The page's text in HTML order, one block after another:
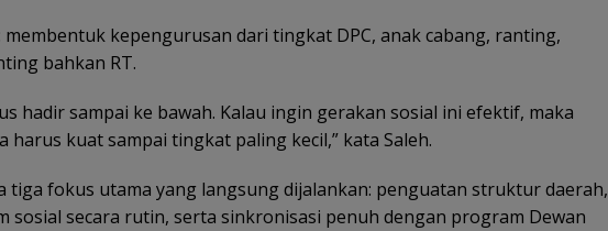
membentuk kepengurusan dari tingkat DPC, anak cabang, ranting,
bahkan RT.
hadir sampai ke bawah. Kalau ingin gerakan sosial ini efektif, maka
kuat sampai tingkat paling kecil,” kata Saleh.
tiga fokus utama yang langsung dijalankan: penguatan struktur daerah,
sosial secara rutin, serta sinkronisasi penuh dengan program Dewan